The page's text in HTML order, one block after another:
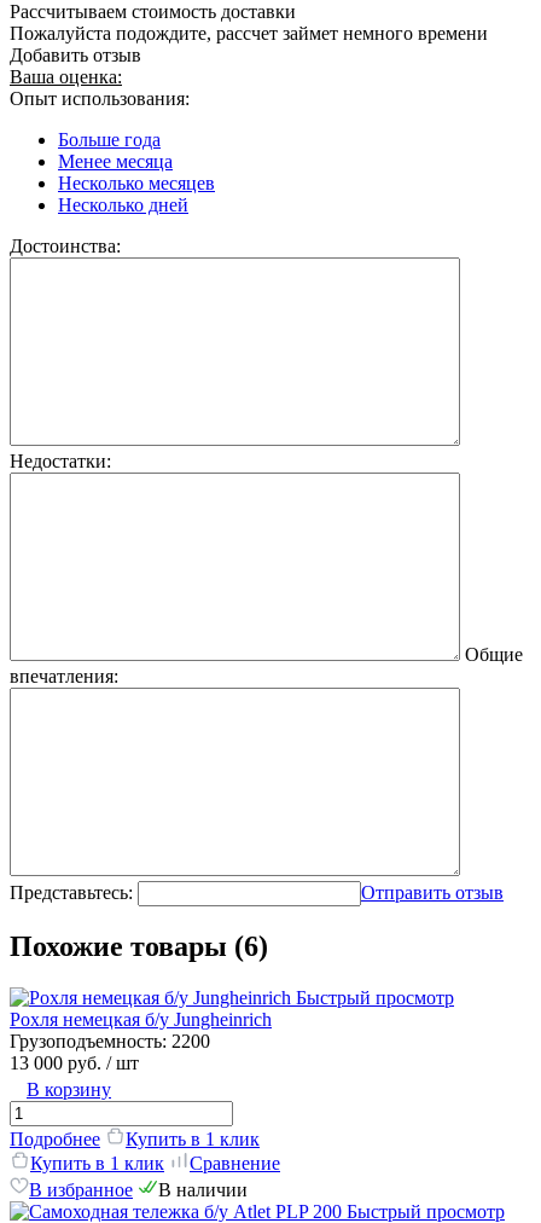
Рассчитываем стоимость доставки
Пожалуйста подождите, рассчет займет немного времени
Добавить отзыв
Ваша оценка:
Опыт использования:
Больше года
Менее месяца
Несколько месяцев
Несколько дней
Достоинства:
Недостатки:
Общие
впечатления:
Представьтесь: Отправить отзыв
Похожие товары (6)
Быстрый просмотр
Рохля немецкая б/у Jungheinrich
Грузоподъемность: 2200
13 000 руб. / шт
В корзину
Подробнее
Купить в 1 клик
Купить в 1 клик
Сравнение
В избранное
В наличии
Быстрый просмотр